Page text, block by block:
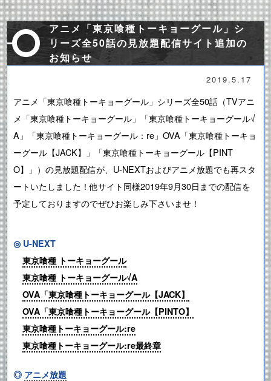
アニメ「東京喰種トーキョーグール」シ
リーズ全50話の見放題配信サイト追加の
お知らせ
2019.5.17
アニメ「東京喰種トーキョーグール」シリーズ全50話（TVアニ
メ「東京喰種トーキョーグール」「東京喰種トーキョーグール√
A」「東京喰種トーキョーグール：re」OVA「東京喰種トーキョ
ーグール【JACK】」「東京喰種トーキョーグール【PINT
O】」）の見放題配信が、U-NEXTおよびアニメ放題でも再スタ
ートいたしました！他サイト同様2019年9月30日までの配信を
予定しておりますのでぜひお楽しみ下さいませ！
◎ U-NEXT
東京喰種 トーキョーグール
東京喰種 トーキョーグール√A
OVA「東京喰種トーキョーグール【JACK】
OVA「東京喰種トーキョーグール【PINTO】
東京喰種トーキョーグール:re
東京喰種トーキョーグール:re最終章
◎ アニメ放題